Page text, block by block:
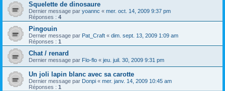
Squelette de dinosaure
Dernier message par yoannc « mer. oct. 14, 2009 9:37 pm
Réponses : 4
Pingouin
Dernier message par Pat_Craft « dim. sept. 13, 2009 1:09 am
Réponses : 1
Chat / renard
Dernier message par Flo-flo « jeu. juil. 30, 2009 9:31 pm
Un joli lapin blanc avec sa carotte
Dernier message par Donpi « mer. janv. 14, 2009 10:45 am
Réponses : 1